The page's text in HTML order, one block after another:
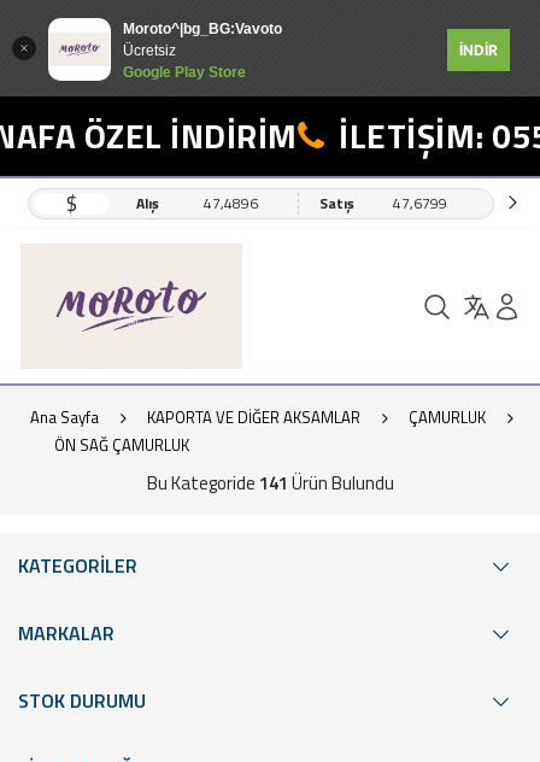
Moroto^|bg_BG:Vavoto
Ücretsiz
Google Play Store
İNDİR
ÖZEL İNDİRİM İLETİŞİM: 0554
$ Alış 47,4896 Satış 47,6799
Ana Sayfa KAPORTA VE DİĞER AKSAMLAR
ÇAMURLUK
ÖN SAĞ ÇAMURLUK
Bu Kategoride 141 Ürün Bulundu
KATEGORİLER
MARKALAR
STOK DURUMU